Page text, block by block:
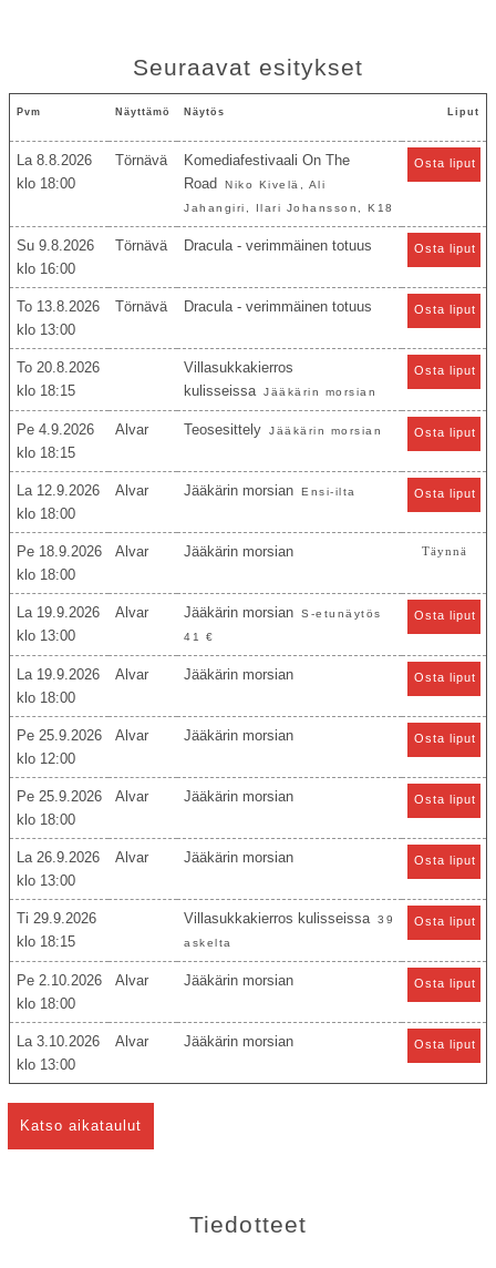
Seuraavat esitykset
Pvm Näyttämö Näytös Liput
La 8.8.2026
18:00
Törnävä
Komediafestivaali On The
Road
Niko Kivelä, Ali
Jahangiri, Ilari Johansson, K18
Osta liput
Su 9.8.2026
16:00
Törnävä Dracula - verimmäinen totuus Osta liput
To 13.8.2026
13:00
Törnävä Dracula - verimmäinen totuus Osta liput
To 20.8.2026
18:15
Villasukkakierros
kulisseissa
Jääkärin morsian
Osta liput
Pe 4.9.2026
18:15
Alvar Teosesittely Jääkärin morsian Osta liput
La 12.9.2026
18:00
Alvar Jääkärin morsian Ensi-ilta Osta liput
Pe 18.9.2026
18:00
Alvar Jääkärin morsian Täynnä
La 19.9.2026
13:00
Alvar Jääkärin morsian
S-etunäytös
41 €
Osta liput
La 19.9.2026
18:00
Alvar Jääkärin morsian Osta liput
Pe 25.9.2026
12:00
Alvar Jääkärin morsian Osta liput
Pe 25.9.2026
18:00
Alvar Jääkärin morsian Osta liput
La 26.9.2026
13:00
Alvar Jääkärin morsian Osta liput
Ti 29.9.2026
18:15
Villasukkakierros kulisseissa
39
askelta
Osta liput
Pe 2.10.2026
18:00
Alvar Jääkärin morsian Osta liput
La 3.10.2026
13:00
Alvar Jääkärin morsian Osta liput
Katso aikataulut
Tiedotteet